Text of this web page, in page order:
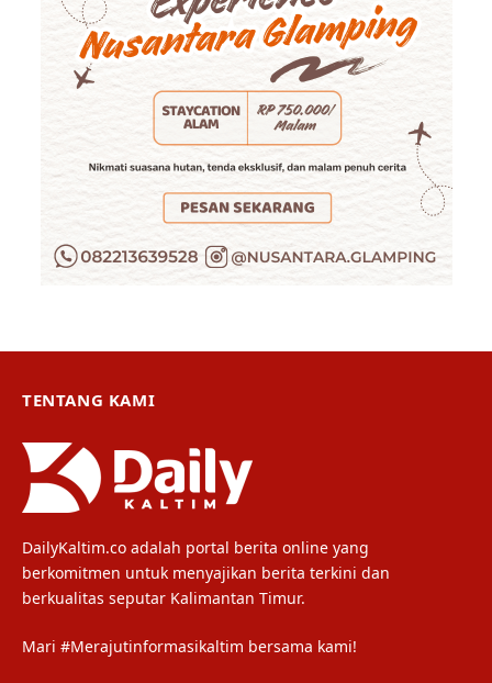
TENTANG KAMI
DailyKaltim.co adalah portal berita online yang
berkomitmen untuk menyajikan berita terkini dan
berkualitas seputar Kalimantan Timur.
Mari #Merajutinformasikaltim bersama kami!